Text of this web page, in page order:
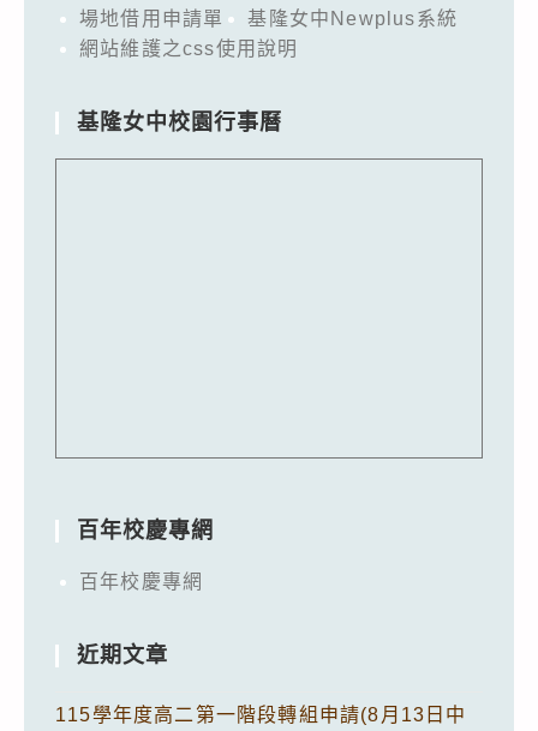
場地借用申請單
基隆女中Newplus系統
網站維護之css使用說明
基隆女中校園行事曆
百年校慶專網
百年校慶專網
近期文章
115學年度高二第一階段轉組申請(8月13日中